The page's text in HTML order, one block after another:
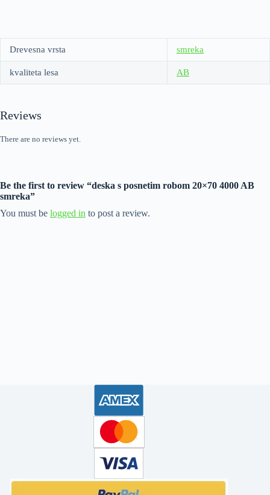
Drevesna vrsta smreka
kvaliteta lesa AB
Reviews
There are no reviews yet.
Be the first to review “deska s posnetim robom 20×70 4000 AB
smreka”
You must be logged in to post a review.